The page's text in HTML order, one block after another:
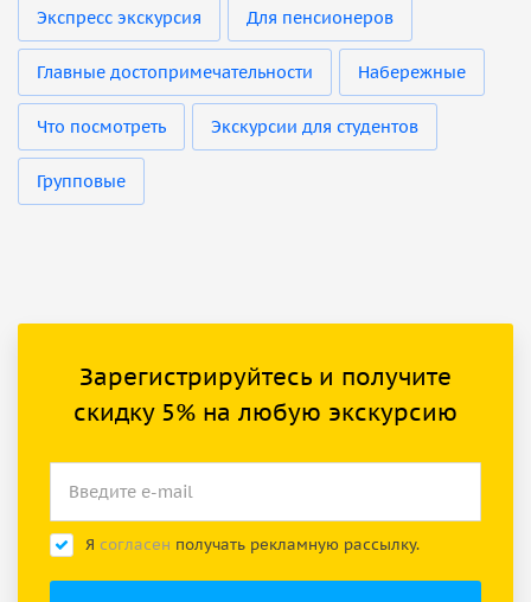
Экспресс экскурсия Для пенсионеров
Главные достопримечательности Набережные
Что посмотреть Экскурсии для студентов
Групповые
Зарегистрируйтесь и получите
скидку 5% на любую экскурсию
Я согласен получать рекламную рассылку.